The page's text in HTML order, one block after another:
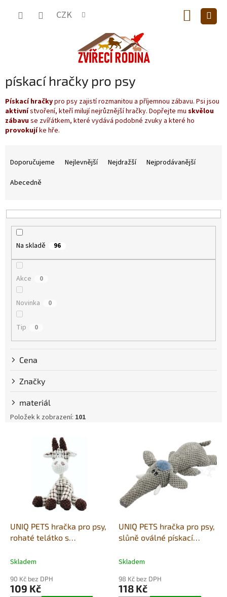
CZK
KOŠÍK
pískací hračky pro psy
Pískací hračkypro psy zajistí rozmanitou a příjemnou zábavu. Psi jsou
aktivnístvoření, kteří milují nejrůznější hračky. Dopřejte mu skvělou
zábavuse zvířátkem, které vydává podobné zvuky a které ho
provokujíke hře.
p
Doporučujeme Nejlevnější Nejdražší
Nejprodávanější
Abecedně
Na skladě 96
Akce 0
Novinka 0
Tip 0
Cena
Značky
materiál
Položek k zobrazení: 101
UNIQ PETS hračka pro psy,
rohaté telátko s
Skladem
90 Kč bez DPH
109 Kč
UNIQ PETS hračka pro psy,
slůně oválné pískací
Skladem
98 Kč bez DPH
118 Kč